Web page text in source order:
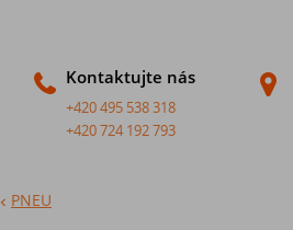
Kontaktujte nás
+420 495 538 318
+420 724 192 793
PNEU